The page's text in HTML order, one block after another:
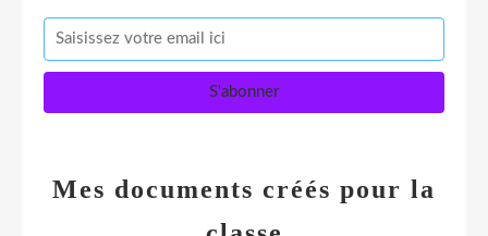
Mes documents créés pour la